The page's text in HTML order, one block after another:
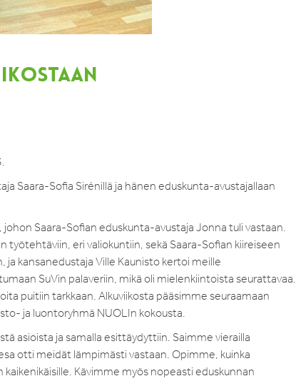
Saara-Sofia Sirénillä ja hänen eduskunta-avustajallaan
Saara-Sofian eduskunta-avustaja Jonna tuli vastaan.
työtehtäviin, eri valiokuntiin, sekä Saara-Sofian kiireiseen
kansanedustaja Ville Kaunisto kertoi meille
SuVin palaveriin, mikä oli mielenkiintoista seurattavaa.
puitiin tarkkaan. Alkuviikosta pääsimme seuraamaan
ja luontoryhmä NUOLIn kokousta.
asioista ja samalla esittäydyttiin. Saimme vierailla
otti meidät lämpimästi vastaan. Opimme, kuinka
Kävimme myös nopeasti eduskunnan